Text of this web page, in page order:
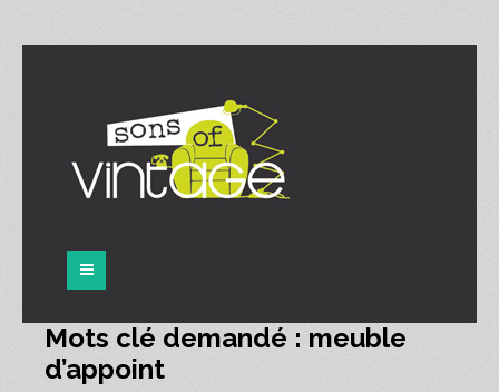
Mots clé demandé : meuble
d’appoint